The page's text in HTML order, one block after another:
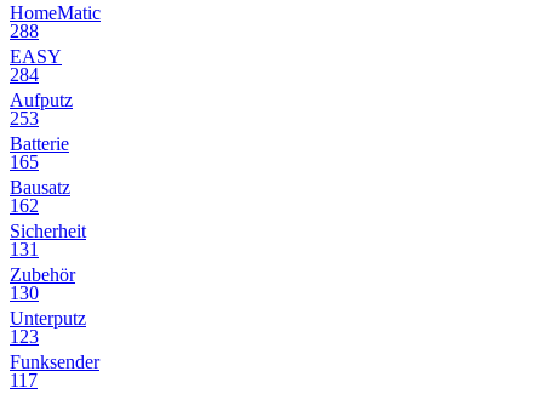
HomeMatic
288
EASY
284
Aufputz
253
Batterie
165
Bausatz
162
Sicherheit
131
Zubehör
130
Unterputz
123
Funksender
117